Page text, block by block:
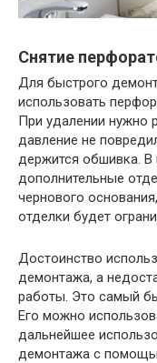
Снятие
Для быстрого
использовать
При удалении нужно
давление не
держится обшивка. В
дополнительные
чернового
отделки будет
Достоинство
демонтажа, а
работы. Это самый
Его можно
дальнейшее
демонтажа с